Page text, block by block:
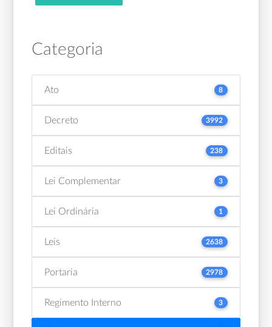
Categoria
Ato 8
Decreto 3992
Editais 238
Lei Complementar 3
Lei Ordinária 1
Leis 2638
Portaria 2978
Regimento Interno 3